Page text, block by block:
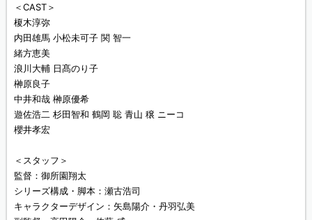
＜CAST＞
榎木淳弥
内田雄馬 小松未可子 関 智一
緒方恵美
浪川大輔 日髙のり子
榊󠄀原良子
中井和哉 榊󠄀原優希
遊佐浩二 杉田智和 鶴岡 聡 青山 穣 ニーコ
櫻井孝宏
＜スタッフ＞
監督：御所園翔太
シリーズ構成・脚本：瀬古浩司
キャラクターデザイン：矢島陽介・丹羽弘美